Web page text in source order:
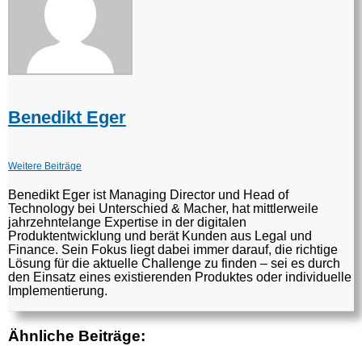
Benedikt Eger
Weitere Beiträge
Benedikt Eger ist Managing Director und Head of
Technology bei Unterschied & Macher, hat mittlerweile
jahrzehntelange Expertise in der digitalen
Produktentwicklung und berät Kunden aus Legal und
Finance. Sein Fokus liegt dabei immer darauf, die richtige
Lösung für die aktuelle Challenge zu finden – sei es durch
den Einsatz eines existierenden Produktes oder individuelle
Implementierung.
Ähnliche Beiträge: